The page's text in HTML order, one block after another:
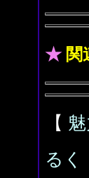
★ 関
【
るく